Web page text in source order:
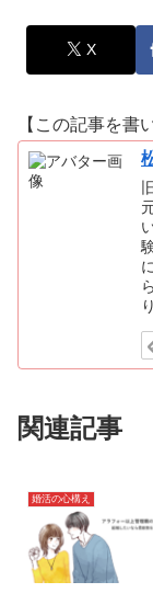
X
【この記事を書
関連記事
婚活の心構え